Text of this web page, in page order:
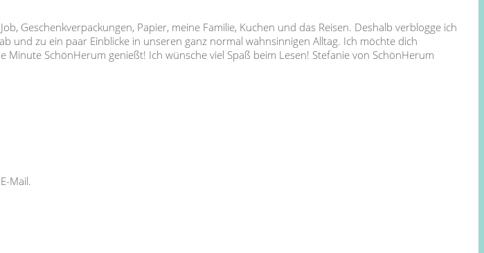
Geschenkverpackungen, Papier, meine Familie, Kuchen und das Reisen. Deshalb verblogge ich
und zu ein paar Einblicke in unseren ganz normal wahnsinnigen Alltag. Ich möchte dich
SchönHerum genießt! Ich wünsche viel Spaß beim Lesen! Stefanie von SchönHerum
Mail.